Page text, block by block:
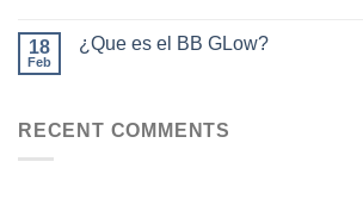
18
Feb
¿Que es el BB GLow?
RECENT COMMENTS